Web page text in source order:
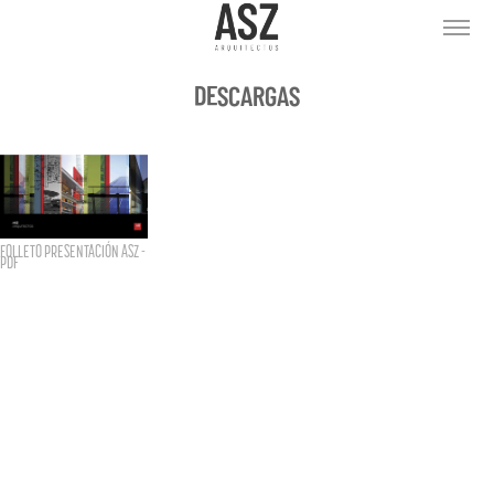
DESCARGAS
FOLLETO PRESENTACIÓN ASZ -
PDF